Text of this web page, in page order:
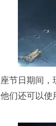
节日期间
们还可以